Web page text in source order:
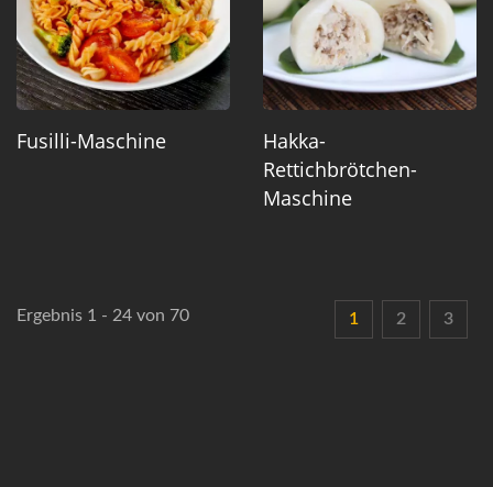
Fusilli-Maschine
Hakka-
Rettichbrötchen-
Maschine
Ergebnis 1 - 24 von 70 1 2 3